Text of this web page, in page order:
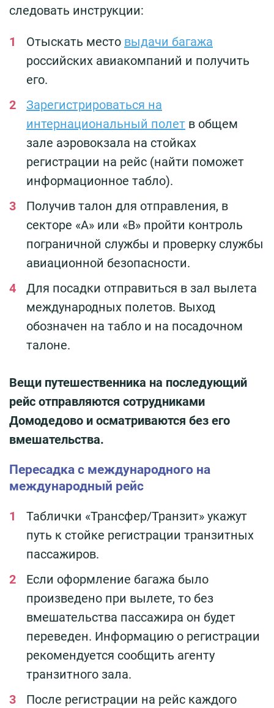
следовать инструкции:
Отыскать место выдачи багажа
российских авиакомпаний и получить
его.
Зарегистрироваться на
интернациональный полет в общем
зале аэровокзала на стойках
регистрации на рейс (найти поможет
информационное табло).
Получив талон для отправления, в
секторе «А» или «В» пройти контроль
пограничной службы и проверку службы
авиационной безопасности.
Для посадки отправиться в зал вылета
международных полетов. Выход
обозначен на табло и на посадочном
талоне.
Вещи путешественника на последующий
рейс отправляются сотрудниками
Домодедово и осматриваются без его
вмешательства.
Пересадка с международного на
международный рейс
Таблички «Трансфер/Транзит» укажут
путь к стойке регистрации транзитных
пассажиров.
Если оформление багажа было
произведено при вылете, то без
вмешательства пассажира он будет
переведен. Информацию о регистрации
рекомендуется сообщить агенту
транзитного зала.
После регистрации на рейс каждого